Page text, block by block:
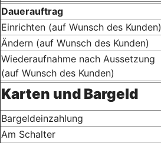
Dauerauftrag
Einrichten (auf Wunsch des Kunden)
Ändern (auf Wunsch des Kunden)
Wiederaufnahme nach Aussetzung
(auf Wunsch des Kunden)
Karten und Bargeld
Bargeldeinzahlung
Am Schalter